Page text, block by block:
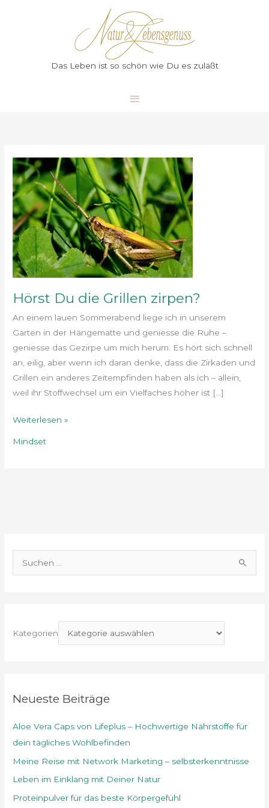
Das Leben ist so schön wie Du es zuläßt
Hauptmenü
Hörst Du die Grillen zirpen?
An einem lauen Sommerabend liege ich in unserem
Garten in der Hängematte und geniesse die Ruhe –
geniesse das Gezirpe um mich herum: Es hört sich schnell
an, eilig, aber wenn ich daran denke, dass die Zirkaden und
Grillen ein anderes Zeitempfinden haben als ich – allein,
weil ihr Stoffwechsel um ein Vielfaches höher ist […]
Hörst
Du
die
Grillen
zirpen?
Weiterlesen »
Mindset
e
c
:
Kategorien
Neueste Beiträge
Aloe Vera Caps von Lifeplus – Hochwertige Nährstoffe für
dein tägliches Wohlbefinden
Meine Reise mit Network Marketing – selbsterkenntnisse
Leben im Einklang mit Deiner Natur
Proteinpulver für das beste Körpergefühl